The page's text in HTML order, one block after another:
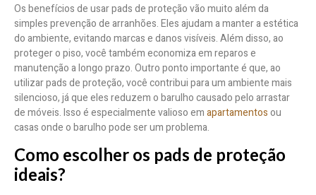
Os benefícios de usar pads de proteção vão muito além da
simples prevenção de arranhões. Eles ajudam a manter a estética
do ambiente, evitando marcas e danos visíveis. Além disso, ao
proteger o piso, você também economiza em reparos e
manutenção a longo prazo. Outro ponto importante é que, ao
utilizar pads de proteção, você contribui para um ambiente mais
silencioso, já que eles reduzem o barulho causado pelo arrastar
de móveis. Isso é especialmente valioso emapartamentosou
casas onde o barulho pode ser um problema.
Como escolher os pads de proteção
ideais?